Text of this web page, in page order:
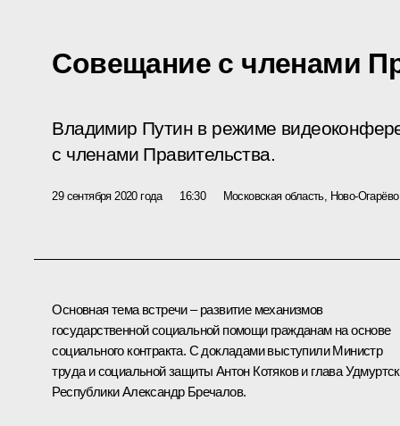
Совещание с членами
Владимир Путин в режиме
с членами Правительства.
29 сентября 2020 года 16:30 Московская область, Ново-Огарёво
Основная тема встречи – развитие механизмов
государственной социальной помощи гражданам на основе
социального контракта. С докладами выступили Министр
труда и социальной защиты Антон Котякови глава
РеспубликиАлександр Бречалов.